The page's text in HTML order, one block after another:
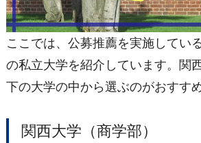
ここでは、公募推薦を実施してい
の私立大学を紹介しています。関
下の大学の中から選ぶのがおすすめ
関西大学（商学部）